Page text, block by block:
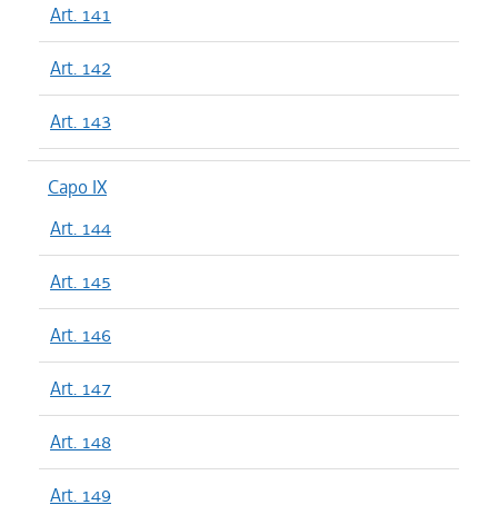
Art. 141
Art. 142
Art. 143
Capo IX
Art. 144
Art. 145
Art. 146
Art. 147
Art. 148
Art. 149